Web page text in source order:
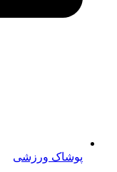
پوشاک ورزشی